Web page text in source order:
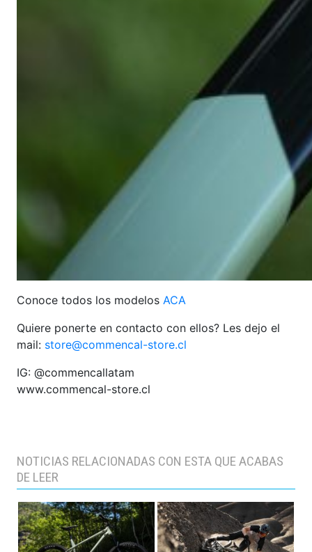
Conoce todos los modelos ACA
Quiere ponerte en contacto con ellos? Les dejo el
mail: store@commencal-store.cl
IG: @commencallatam
www.commencal-store.cl
NOTICIAS RELACIONADAS CON ESTA QUE ACABAS
DE LEER